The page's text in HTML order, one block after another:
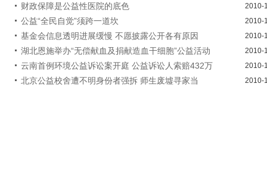
财政保障是公益性医院的底色
2010-
公益“全民自觉”须跨一道坎 2010-
基金会信息透明进展缓慢 不愿披露公开各有原因 2010-
湖北恩施举办“无偿献血及捐献造血干细胞”公益活动 2010-
云南首例环境公益诉讼案开庭 公益诉讼人索赔432万 2010-
北京公益校舍遭不明身份者强拆 师生废墟寻家当 2010-